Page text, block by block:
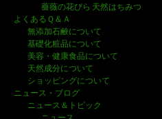
薔薇の花びら 天然はちみつ
よくあるＱ＆Ａ
無添加石鹸について
基礎化粧品について
美容・健康食品について
天然成分について
ショッピングについて
ニュース・ブログ
ニュース＆トピック